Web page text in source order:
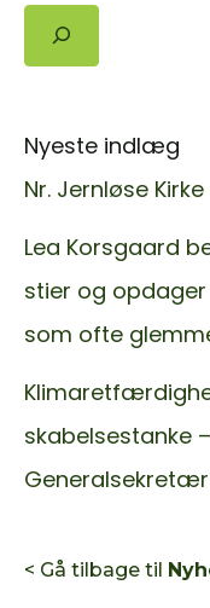
Søg
Nyeste indlæg
Nr. Jernløse
Lea Korsgaard
stier og
som ofte
skabelsestanke
< Gå tilbage til